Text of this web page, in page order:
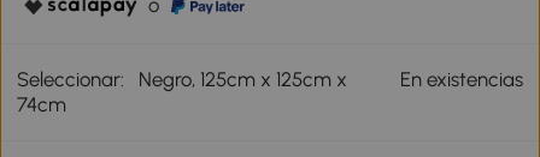
o
Seleccionar:
Negro, 125cm x 125cm x
74cm
En existencias